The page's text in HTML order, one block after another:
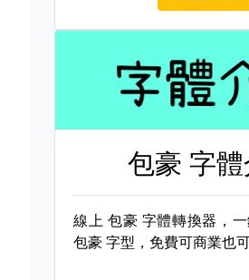
包豪 字體
線上 包豪 字體轉換器，
包豪 字型，免費可商業也可